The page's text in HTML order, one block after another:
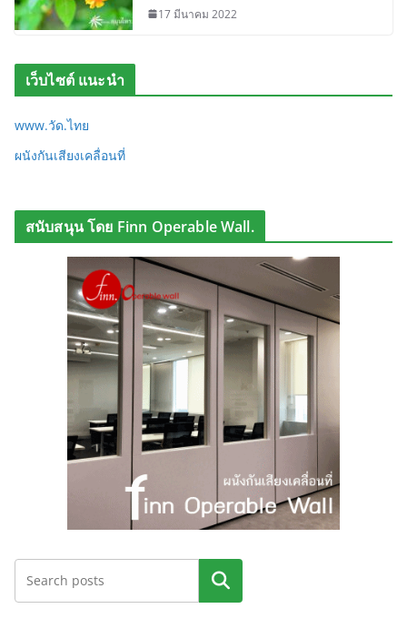
17 มีนาคม 2022
เว็บไซต์ แนะนำ
www.วัด.ไทย
ผนังกันเสียงเคลื่อนที่
สนับสนุน โดย Finn Operable Wall.
ค้นหา